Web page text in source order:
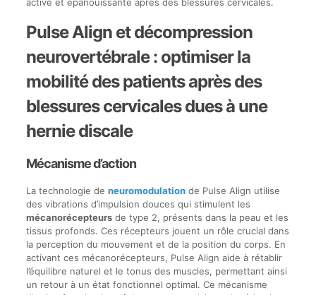
Pulse Align et décompression
neurovertébrale : optimiser la
mobilité des patients après des
blessures cervicales dues à une
hernie discale
Mécanisme d’action
La technologie de neuromodulationde Pulse Align utilise
des vibrations d’impulsion douces qui stimulent les
mécanorécepteursde type 2, présents dans la peau et les
tissus profonds. Ces récepteurs jouent un rôle crucial dans
la perception du mouvement et de la position du corps. En
activant ces mécanorécepteurs, Pulse Align aide à rétablir
l’équilibre naturel et le tonus des muscles, permettant ainsi
un retour à un état fonctionnel optimal. Ce mécanisme